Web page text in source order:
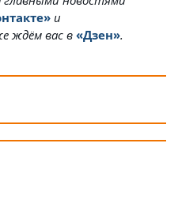
и
ждём вас в«Дзен».